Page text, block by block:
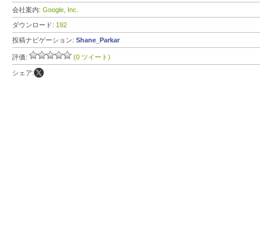
会社案内: Google, Inc.
ダウンロード: 192
投稿ナビゲーション: Shane_Parkar
評価: (0 ツイート)
シェア: